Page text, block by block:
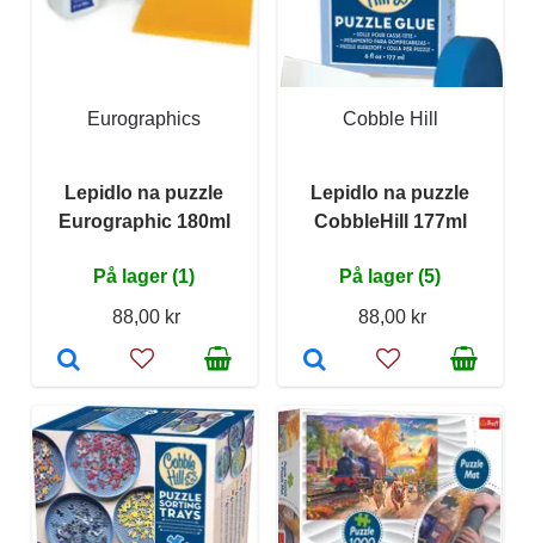
Eurographics
Lepidlo na puzzle
Eurographic 180ml
På lager (1)
88,00 kr
Cobble Hill
Lepidlo na puzzle
CobbleHill 177ml
På lager (5)
88,00 kr